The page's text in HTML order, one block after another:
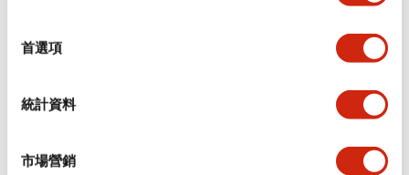
首選項
統計資料
市場營銷
環境規範
機械規格